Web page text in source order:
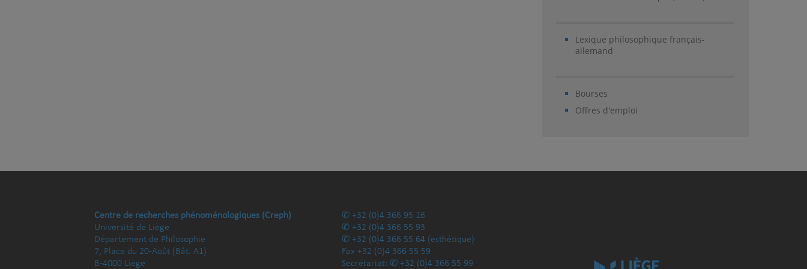
Lexique philosophique français-
allemand
Bourses
Offres d'emploi
Centre de recherches phénoménologiques (Creph)
Université de Liège
Département de Philosophie
7, Place du 20-Août (Bât. A1)
B-4000 Liège
+32 (0)4 366 95 16
+32 (0)4 366 55 93
+32 (0)4 366 55 64 (esthétique)
Fax +32 (0)4 366 55 59
Secrétariat:
+32 (0)4 366 55 99